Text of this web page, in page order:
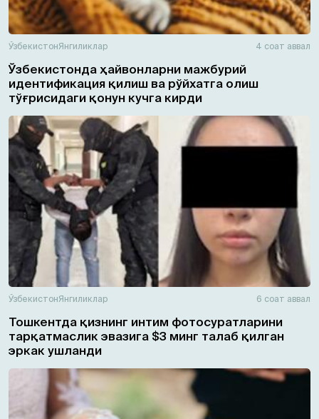
ЎзбекистонЯнгиликлар 4 соат аввал
Ўзбекистонда ҳайвонларни мажбурий
идентификация қилиш ва рўйхатга олиш
тўғрисидаги қонун кучга кирди
ЎзбекистонЯнгиликлар 6 соат аввал
Тошкентда қизнинг интим фотосуратларини
тарқатмаслик эвазига $3 минг талаб қилган
эркак ушланди